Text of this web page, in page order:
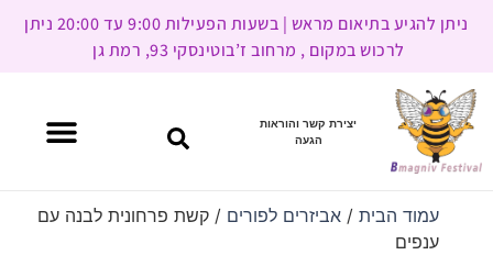
ניתן להגיע בתיאום מראש | בשעות הפעילות 9:00 עד 20:00 ניתן
לרכוש במקום , מרחוב ז’בוטינסקי 93, רמת גן
יצירת קשר והוראות
הגעה
עמוד הבית/ אביזרים לפורים / קשת פרחונית לבנה עם
ענפים